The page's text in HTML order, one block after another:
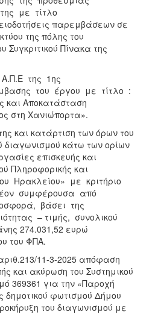
με τίτλο
παρεμβάσεων σε
της πόλης του
Συγκριτικού Πίνακα της
της 1ης
του έργου με τίτλο :
και Αποκατάσταση
στη Χανιώπορτα».
και κατάρτιση των όρων του
διαγωνισμού κάτω των ορίων
επισκευής και
Πληροφορικής και
Ηρακλείου» με κριτήριο
συμφέρουσα από
βάσει της
– τιμής, συνολικού
274.031,52 ευρώ
του ΦΠΑ.
11-3-2025 απόφαση
και ακύρωση του Συστημικού
369361 για την «Παροχή
δημοτικού φωτισμού Δήμου
του διαγωνισμού με